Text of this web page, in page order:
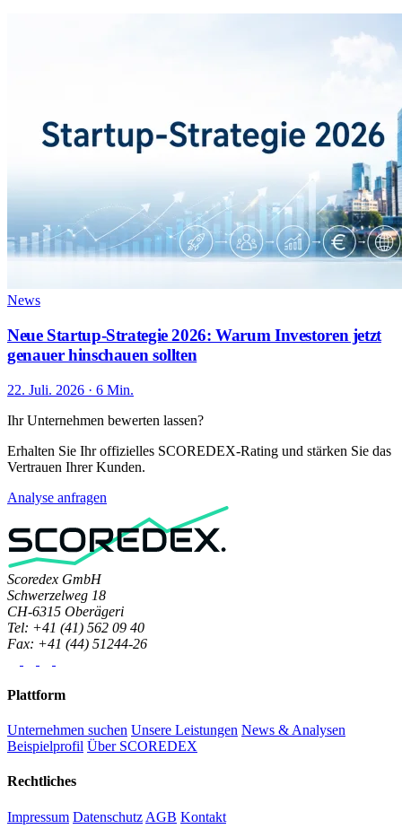
News
Neue Startup-Strategie 2026: Warum Investoren jetzt
genauer hinschauen sollten
22. Juli. 2026 · 6 Min.
Ihr Unternehmen bewerten lassen?
Erhalten Sie Ihr offizielles SCOREDEX-Rating und stärken Sie das
Vertrauen Ihrer Kunden.
Analyse anfragen
Scoredex GmbH
Schwerzelweg 18
CH-6315 Oberägeri
Tel: +41 (41) 562 09 40
Fax: +41 (44) 51244-26
Plattform
Unternehmen suchen Unsere Leistungen News & Analysen
Beispielprofil Über SCOREDEX
Rechtliches
Impressum Datenschutz AGB Kontakt